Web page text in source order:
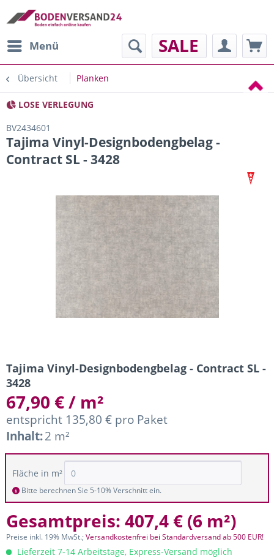
Menü SALE
Übersicht Planken
LOSE VERLEGUNG
BV2434601
Tajima Vinyl-Designbodengbelag -
Contract SL - 3428
Tajima Vinyl-Designbodengbelag - Contract SL -
3428
67,90 € / m²
entspricht 135,80 € pro Paket
Inhalt:2 m²
Fläche in m²
Bitte berechnen Sie 5-10% Verschnitt ein.
Gesamtpreis: 407,4 € (6 m²)
Preise inkl. 19% MwSt.;Versandkostenfrei bei Standardversand ab 500 EUR!
Lieferzeit 7-14 Arbeitstage, Express-Versand möglich